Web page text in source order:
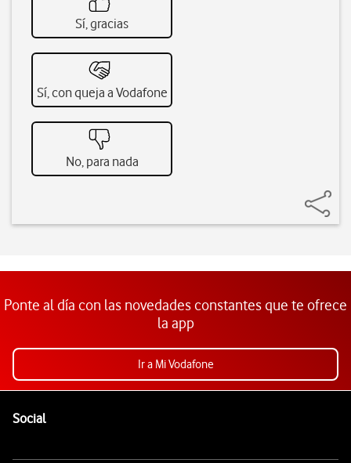
Sí, gracias
Sí, con queja a Vodafone
No, para nada
Ponte al día con las novedades constantes que te ofrece
la app
Ir a Mi Vodafone
SocialEnlaces a las redes sociales de Vodafone